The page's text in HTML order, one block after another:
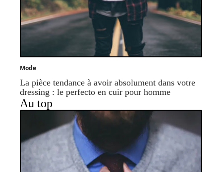
Mode
La pièce tendance à avoir absolument dans votre
dressing : le perfecto en cuir pour homme
Au top